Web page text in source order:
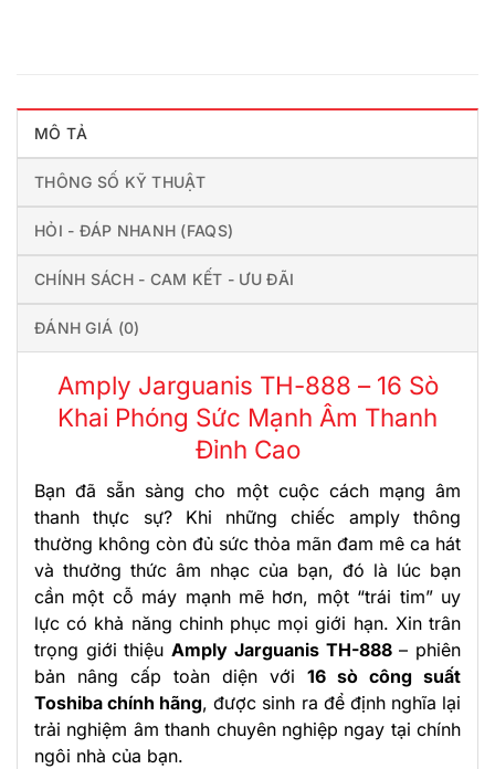
MÔ TẢ
THÔNG SỐ KỸ THUẬT
HỎI - ĐÁP NHANH (FAQS)
CHÍNH SÁCH - CAM KẾT - ƯU ĐÃI
ĐÁNH GIÁ (0)
Amply Jarguanis TH-888 – 16 Sò
Khai Phóng Sức Mạnh Âm Thanh
Đỉnh Cao
Bạn đã sẵn sàng cho một cuộc cách mạng âm
thanh thực sự? Khi những chiếc amply thông
thường không còn đủ sức thỏa mãn đam mê ca hát
và thưởng thức âm nhạc của bạn, đó là lúc bạn
cần một cỗ máy mạnh mẽ hơn, một “trái tim” uy
lực có khả năng chinh phục mọi giới hạn. Xin trân
trọng giới thiệuAmply Jarguanis TH-888– phiên
bản nâng cấp toàn diện với 16 sò công suất
Toshiba chính hãng, được sinh ra để định nghĩa lại
trải nghiệm âm thanh chuyên nghiệp ngay tại chính
ngôi nhà của bạn.